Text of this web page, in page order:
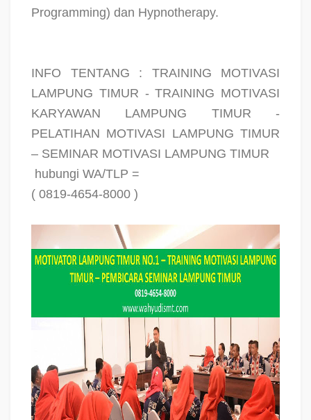
Programming) dan Hypnotherapy.
INFO TENTANG : TRAINING MOTIVASI
LAMPUNG TIMUR - TRAINING MOTIVASI
KARYAWAN LAMPUNG TIMUR -
PELATIHAN MOTIVASI LAMPUNG TIMUR
– SEMINAR MOTIVASI LAMPUNG TIMUR
hubungi WA/TLP =
( 0819-4654-8000 )